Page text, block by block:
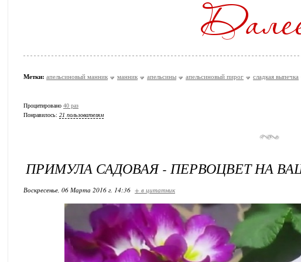
Метки: апельсиновый манник манник апельсины апельсиновый пирог сладкая выпечка
Процитировано 40 раз
Понравилось: 21 пользователям
ПРИМУЛА САДОВАЯ - ПЕРВОЦВЕТ НА
Воскресенье, 06 Марта 2016 г. 14:36 + в цитатник